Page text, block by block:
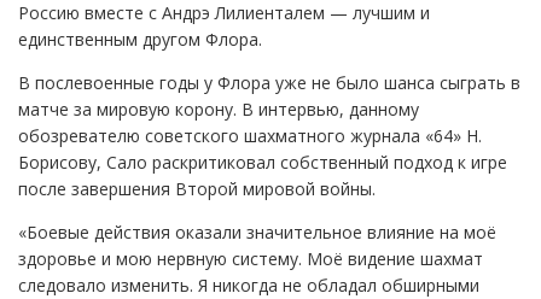
Россию вместе с Андрэ Лилиенталем — лучшим и
единственным другом Флора.
В послевоенные годы у Флора уже не было шанса сыграть в
матче за мировую корону. В интервью, данному
обозревателю советского шахматного журнала «64» Н.
Борисову, Сало раскритиковал собственный подход к игре
после завершения Второй мировой войны.
«Боевые действия оказали значительное влияние на моё
здоровье и мою нервную систему. Моё видение шахмат
следовало изменить. Я никогда не обладал обширными